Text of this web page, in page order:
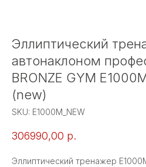
Эллиптический
автонаклоном
BRONZE GYM
(new)
SKU: E1000M_NEW
306990,00 р.
Эллиптический тренажер